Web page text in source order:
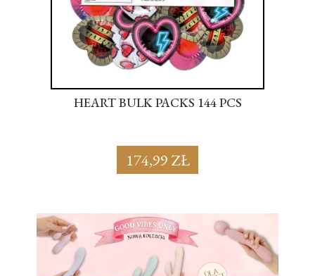
HEART BULK PACKS 144 PCS
174,99 ZŁ